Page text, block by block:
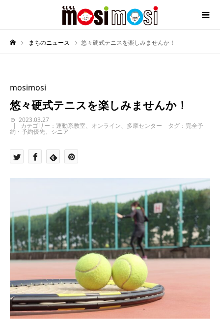
まちのニュース 悠々硬式テニスを楽しみませんか！
mosimosi
悠々硬式テニスを楽しみませんか！
2023.03.27
カテゴリー：運動系教室、オンライン、多摩センター タグ：完全予
約・予約優先、シニア